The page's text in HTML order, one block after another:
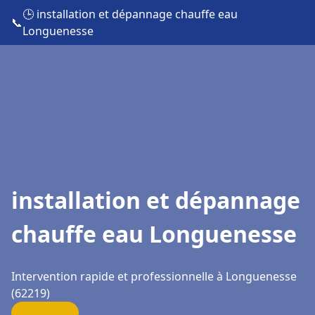
📞
🕒 installation et dépannage chauffe eau
Longuenesse
installation et dépannage
chauffe eau Longuenesse
Intervention rapide et professionnelle à Longuenesse
(62219)